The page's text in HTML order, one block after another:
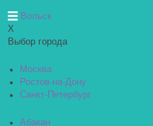
Вольск
X
Выбор города
Москва
Ростов-на-Дону
Санкт-Петербург
Абакан